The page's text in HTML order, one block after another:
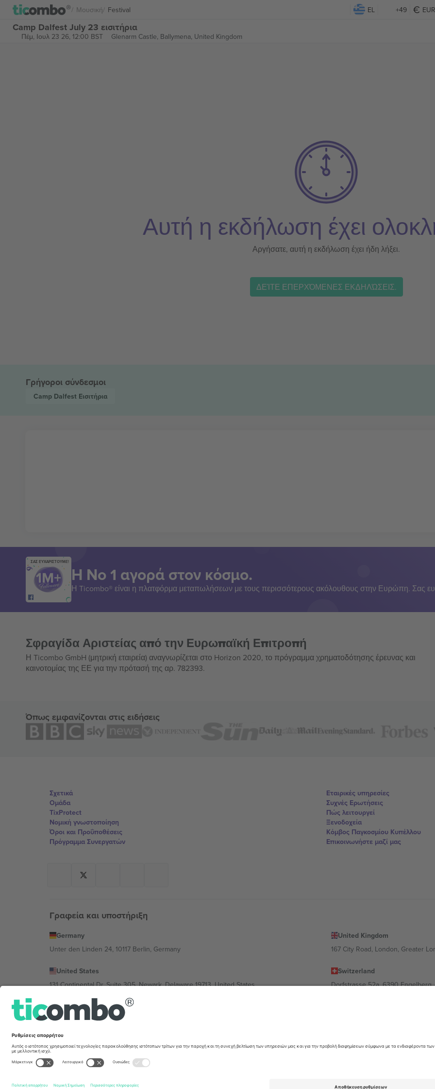
Μουσική Festival EL +49 EUR
Camp Dalfest July 23 εισιτήρια
Πέμ, Ιουλ 23 26, 12:00 BST Glenarm Castle, Ballymena, United Kingdom
Αυτή η εκδήλωση έχει
Αργήσατε, αυτή η εκδήλωση έχει ήδη λήξει.
ΔΕΊΤΕ ΕΠΕΡΧΌΜΕΝΕΣ ΕΚΔΗΛΏΣΕΙΣ.
Γρήγοροι σύνδεσμοι
Camp Dalfest Εισιτήρια
ΣΑΣ ΕΥΧΑΡΙΣΤΟΥΜΕ!
Η Νο 1 αγορά στον κόσμο.
Η Ticombo® είναι η πλατφόρμα μεταπωλήσεων με τους περισσότερους ακόλουθους στην Ευρώπη. Σας
Σφραγίδα Αριστείας από την Ευρωπαϊκή Επιτροπή
Η Ticombo GmbH (μητρική εταιρεία) αναγνωρίζεται στο Horizon 2020, το πρόγραμμα χρηματοδότησης έρευνας και
καινοτομίας της ΕΕ για την πρότασή της αρ. 782393.
Όπως εμφανίζονται στις ειδήσεις
Σχετικά
Ομάδα
TixProtect
Νομική γνωστοποίηση
Όροι και Προΰποθέσεις
Πρόγραμμα Συνεργατών
Εταιρικές υπηρεσίες
Συχνές Ερωτήσεις
Πώς λειτουργεί
Ξενοδοχεία
Κόμβος Παγκοσμίου Κυπέλλου
Επικοινωνήστε μαζί μας
Γραφεία και υποστήριξη
Germany
Unter den Linden 24, 10117 Berlin, Germany
United Kingdom
167 City Road, London, Greater
United States
131 Continental Dr, Suite 305, Newark, Delaware 19713, United States
Switzerland
Dorfstrasse 52a, 6390 Engelberg,
Bulgaria
Regus Sofia City West, bul Totleben 53-55, 1606 Sofia, Bulgaria
Mexico
Av Chapultepec 360, Roma Norte, Cuauhtémoc, 06700 Ciudad de México, CDMX, Mexico
συγκεκριμένης εκδήλωσης, στο αποτύπωμα και στους όρους.,
Οροι. © 2026 Ticombo. All rights